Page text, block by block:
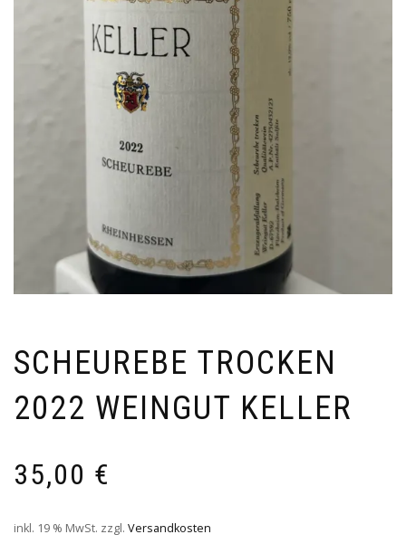
SCHEUREBE TROCKEN
2022 WEINGUT KELLER
35,00 €
inkl. 19 % MwSt. zzgl. Versandkosten